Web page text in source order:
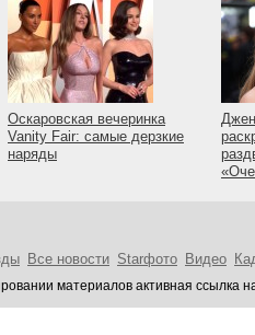
Оскаровская вечеринка
Vanity Fair: самые дерзкие
наряды
Все новости Starфото Видео
материалов активная ссылка